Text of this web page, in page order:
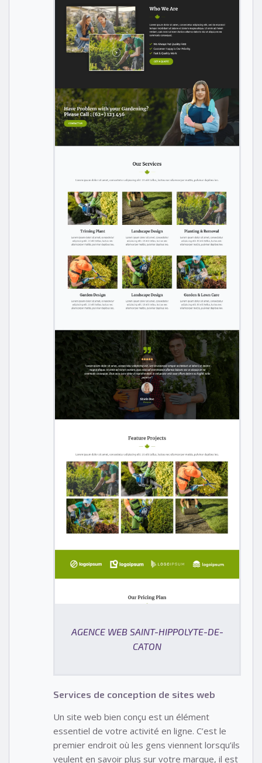
AGENCE WEB SAINT-HIPPOLYTE-DE-
CATON
Services de conception de sites web
Un site web bien conçu est un élément
essentiel de votre activité en ligne. C’est le
premier endroit où les gens viennent lorsqu’ils
veulent en savoir plus sur votre marque, il est